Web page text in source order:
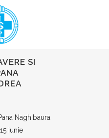
SI
Naghibaura
iunie